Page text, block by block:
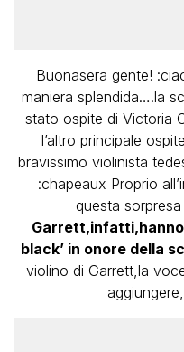
Buonasera gente!
maniera splendida….la
stato ospite di Victoria
l’altro principale
bravissimo violinista
:chapeaux Proprio
questa sorpresa
Garrett,infatti,hanno
black’ in onore della
violino di Garrett,la